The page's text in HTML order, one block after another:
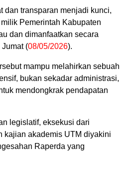
dan transparan menjadi kunci,
Pemerintah Kabupaten
dan dimanfaatkan secara
Jumat (08/05/2026).
mampu melahirkan sebuah
bukan sekadar administrasi,
mendongkrak pendapatan
legislatif, eksekusi dari
kajian akademis UTM diyakini
Raperda yang